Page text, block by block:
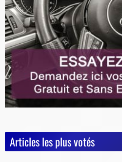
Articles les plus votés